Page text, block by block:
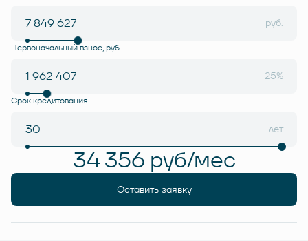
руб.
Первоначальный взнос, руб.
25%
Срок кредитования
лет
34 356 руб/мес
Оставить заявку